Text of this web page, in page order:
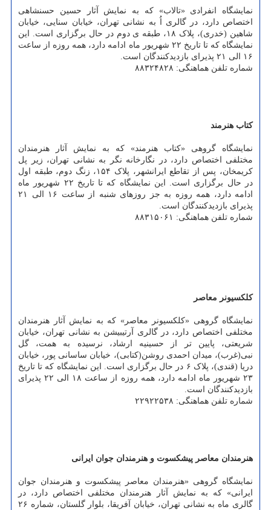
نمایشگاه انفرادی «تالاب» که به نمایش آثار حسین حسنشاهی
اختصاص دارد، در گالری اُ به نشانی تهران، خیابان سنایی، خیابان
شاهین (خدری)، پلاک ۱۸، طبقه ی دوم در حال برگزاری است. این
نمایشگاه که تا تاریخ ۲۲ شهریور ماه ادامه دارد، همه روزه از ساعت
۱۶ الی ۲۱ پذیرای بازدیدکنندگان است.
شماره تلفن هماهنگی: ۸۸۳۲۴۸۲۸
کتاب هنرمند
نمایشگاه گروهی «کتاب هنرمند» که به نمایش آثار هنرمندان
مختلفی اختصاص دارد، در نگارخانه نگر به نشانی تهران، زیر پل
کریمخان، پس از تقاطع ایرانشهر، پلاک ۱۵۴، زنگ دوم، طبقه اول
در حال برگزاری است. این نمایشگاه که تا تاریخ ۲۲ شهریور ماه
ادامه دارد، همه روزه به جز روزهای شنبه از ساعت ۱۶ الی ۲۱
پذیرای بازدیدکنندگان است.
شماره تلفن هماهنگی: ۸۸۳۱۵۰۶۱
کلکسیونر معاصر
نمایشگاه گروهی «کلکسیونر معاصر» که به نمایش آثار هنرمندان
مختلفی اختصاص دارد، در گالری آرتیبیشن به نشانی تهران، خیابان
شریعتی، پایین تر از حسینیه ارشاد، نرسیده به همت، گل
نبی(غرب)، میدان احمدی روشن(کتابی)، خیابان ساسانی پور، خیابان
دریا (قندی)، پلاک ۶ در حال برگزاری است. این نمایشگاه که تا تاریخ
۲۳ شهریور ماه ادامه دارد، همه روزه از ساعت ۱۸ الی ۲۲ پذیرای
بازدیدکنندگان است.
شماره تلفن هماهنگی: ۲۲۹۲۲۵۳۸
هنرمندان معاصر پیشکسوت و هنرمندان جوان ایرانی
نمایشگاه گروهی «هنرمندان معاصر پیشکسوت و هنرمندان جوان
ایرانی» که به نمایش آثار هنرمندان مختلفی اختصاص دارد، در
گالری ماه به نشانی تهران، خیابان آفریقا، بلوار گلستان، شماره ۲۶